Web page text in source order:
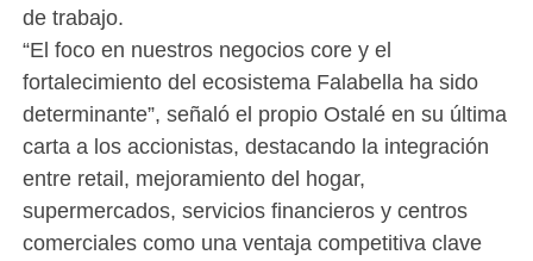
de trabajo.
“El foco en nuestros negocios core y el
fortalecimiento del ecosistema Falabella ha sido
determinante”, señaló el propio Ostalé en su última
carta a los accionistas, destacando la integración
entre retail, mejoramiento del hogar,
supermercados, servicios financieros y centros
comerciales como una ventaja competitiva clave